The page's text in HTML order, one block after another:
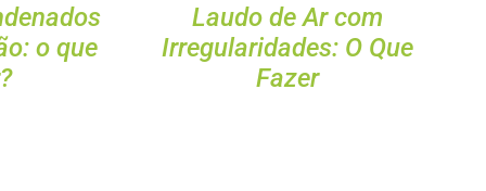
o que
Laudo de Ar com
Irregularidades: O Que
Fazer